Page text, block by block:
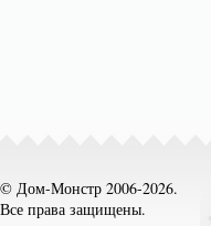
© Дом-Монстр 2006-2026.
Все права защищены.